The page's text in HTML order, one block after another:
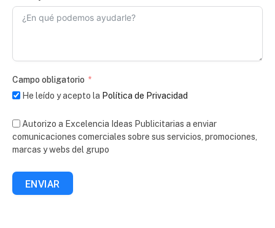
Campo obligatorio
He leído y acepto la Política de Privacidad
Autorizo a Excelencia Ideas Publicitarias a enviar
comunicaciones comerciales sobre sus servicios, promociones,
marcas y webs del grupo
ENVIAR